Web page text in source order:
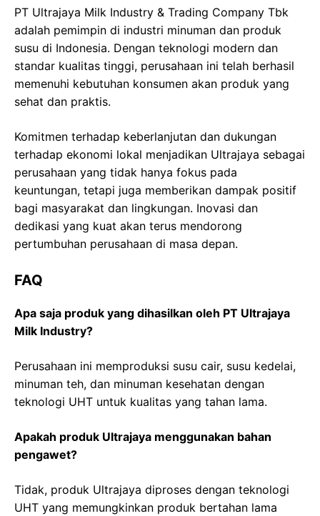
PT Ultrajaya Milk Industry & Trading Company Tbk
adalah pemimpin di industri minuman dan produk
susu di Indonesia. Dengan teknologi modern dan
standar kualitas tinggi, perusahaan ini telah berhasil
memenuhi kebutuhan konsumen akan produk yang
sehat dan praktis.
Komitmen terhadap keberlanjutan dan dukungan
terhadap ekonomi lokal menjadikan Ultrajaya sebagai
perusahaan yang tidak hanya fokus pada
keuntungan, tetapi juga memberikan dampak positif
bagi masyarakat dan lingkungan. Inovasi dan
dedikasi yang kuat akan terus mendorong
pertumbuhan perusahaan di masa depan.
FAQ
Apa saja produk yang dihasilkan oleh PT Ultrajaya
Milk Industry?
Perusahaan ini memproduksi susu cair, susu kedelai,
minuman teh, dan minuman kesehatan dengan
teknologi UHT untuk kualitas yang tahan lama.
Apakah produk Ultrajaya menggunakan bahan
pengawet?
Tidak, produk Ultrajaya diproses dengan teknologi
UHT yang memungkinkan produk bertahan lama